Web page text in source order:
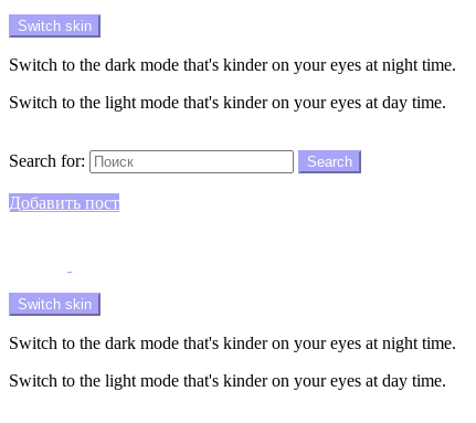
Switch skin
Switch to the dark mode that's kinder on your eyes at night time.
Switch to the light mode that's kinder on your eyes at day time.
Search for:
Search
Добавить пост
Switch skin
Switch to the dark mode that's kinder on your eyes at night time.
Switch to the light mode that's kinder on your eyes at day time.